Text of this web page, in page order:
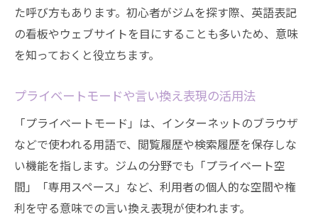
た呼び方もあります。初心者がジムを探す際、英語表記
の看板やウェブサイトを目にすることも多いため、意味
を知っておくと役立ちます。
プライベートモードや言い換え表現の活用法
「プライベートモード」は、インターネットのブラウザ
などで使われる用語で、閲覧履歴や検索履歴を保存しな
い機能を指します。ジムの分野でも「プライベート空
間」「専用スペース」など、利用者の個人的な空間や権
利を守る意味での言い換え表現が使われます。